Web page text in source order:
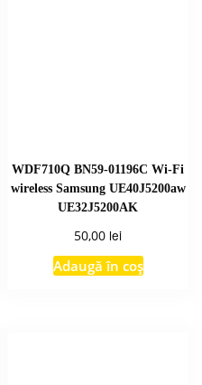
WDF710Q BN59-01196C Wi-Fi
wireless Samsung UE40J5200aw
UE32J5200AK
50,00 lei
Adaugă în coș